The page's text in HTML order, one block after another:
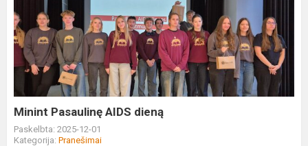
Pasaulinę
AIDS
dieną
Minint Pasaulinę AIDS dieną
Paskelbta: 2025-12-01
Kategorija: Pranešimai